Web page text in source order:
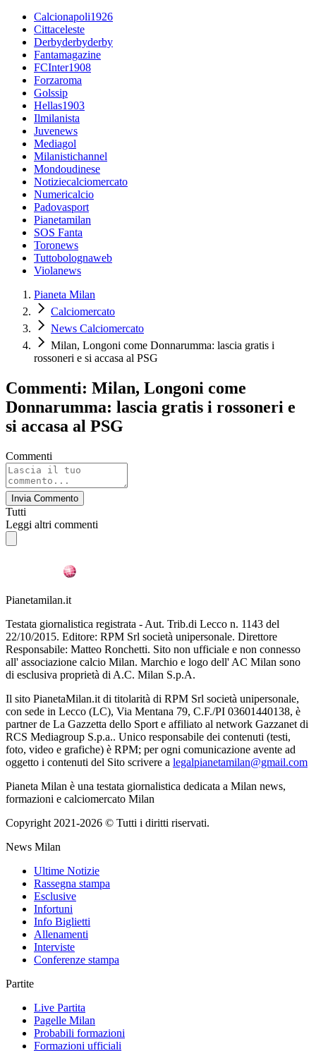
Calcionapoli1926
Cittaceleste
Derbyderbyderby
Fantamagazine
FCInter1908
Forzaroma
Golssip
Hellas1903
Ilmilanista
Juvenews
Mediagol
Milanistichannel
Mondoudinese
Notiziecalciomercato
Numericalcio
Padovasport
Pianetamilan
SOS Fanta
Toronews
Tuttobolognaweb
Violanews
Pianeta Milan
Calciomercato
News Calciomercato
Milan, Longoni come Donnarumma: lascia gratis i
rossoneri e si accasa al PSG
Commenti: Milan, Longoni come
Donnarumma: lascia gratis i rossoneri e
si accasa al PSG
Commenti
Invia Commento
Tutti
Leggi altri commenti
Pianetamilan.it
Testata giornalistica registrata - Aut. Trib.di Lecco n. 1143 del
22/10/2015. Editore: RPM Srl società unipersonale. Direttore
Responsabile: Matteo Ronchetti. Sito non ufficiale e non connesso
all' associazione calcio Milan. Marchio e logo dell' AC Milan sono
di esclusiva proprietà di A.C. Milan S.p.A.
Il sito PianetaMilan.it di titolarità di RPM Srl società unipersonale,
con sede in Lecco (LC), Via Mentana 79, C.F./PI 03601440138, è
partner de La Gazzetta dello Sport e affiliato al network Gazzanet di
RCS Mediagroup S.p.a.. Unico responsabile dei contenuti (testi,
foto, video e grafiche) è RPM; per ogni comunicazione avente ad
oggetto i contenuti del Sito scrivere a legalpianetamilan@gmail.com
Pianeta Milan è una testata giornalistica dedicata a Milan news,
formazioni e calciomercato Milan
Copyright 2021-2026 © Tutti i diritti riservati.
News Milan
Ultime Notizie
Rassegna stampa
Esclusive
Infortuni
Info Biglietti
Allenamenti
Interviste
Conferenze stampa
Partite
Live Partita
Pagelle Milan
Probabili formazioni
Formazioni ufficiali